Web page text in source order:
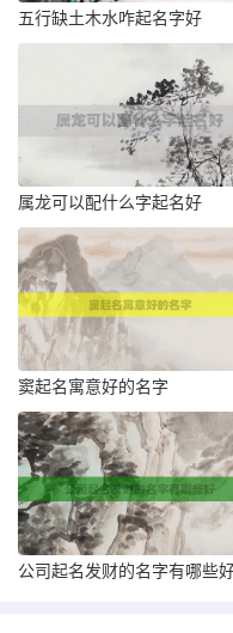
五行缺土木水咋起名字好
属龙可以配什么字起名好
窦起名寓意好的名字
公司起名发财的名字有哪些